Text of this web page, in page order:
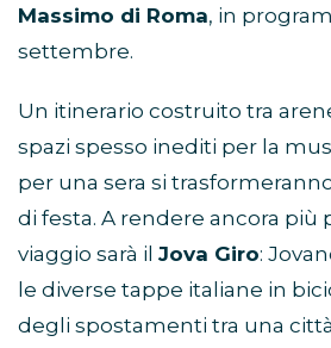
Massimo di Roma, in
settembre.
Un itinerario costruito tra
spazi spesso inediti per la
per una sera si
di festa. A rendere ancora più
viaggio sarà il Jova Giro:
le diverse tappe italiane in
degli spostamenti tra una